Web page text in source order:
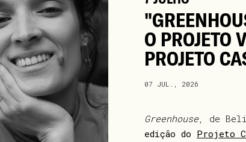
O PROJETO
PROJETO
07 JUL., 2026
Greenhouse, de
edição do Projeto